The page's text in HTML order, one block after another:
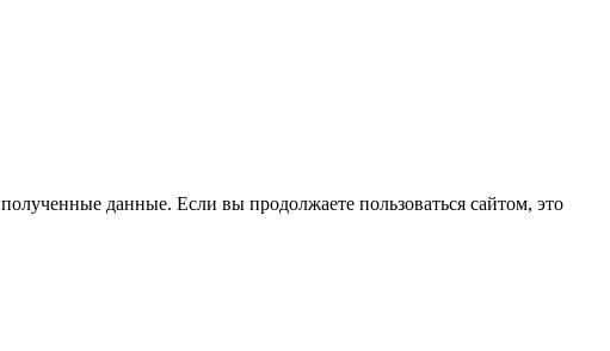
данные. Если вы продолжаете пользоваться сайтом, это